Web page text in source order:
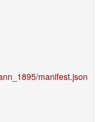
manifest.json